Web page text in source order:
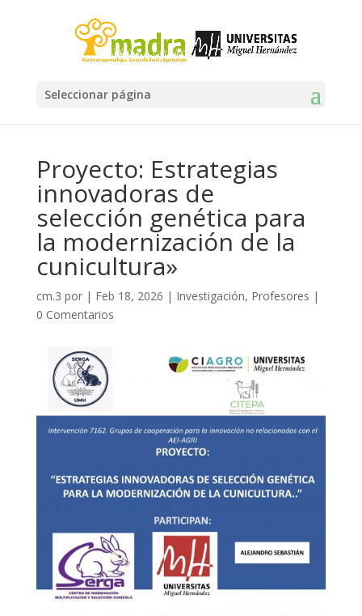
Seleccionar página
Proyecto: Estrategias
innovadoras de
selección genética para
la modernización de la
cunicultura»
cm.3 por | Feb 18, 2026 | Investigación, Profesores |
0 Comentarios